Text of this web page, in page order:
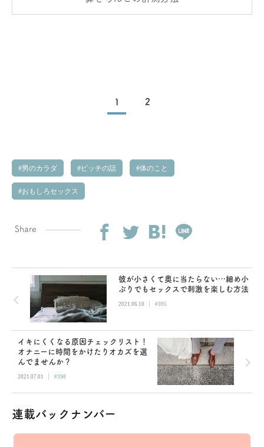
1 2
男のカラダ ビッチの話 体のこと
おもしろセックス
Share
彼が小さくて奥に当たらない…細め小
ぶりでもセックスで刺激を楽しむ方法
2021.06.10 | #395
イキにくくなる原因チェックリスト！
オナニーに時間をかけたりオカズを選
んでませんか？
2021.07.01 | #398
連載バックナンバー